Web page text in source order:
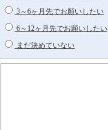
3～6ヶ月先でお願いしたい
6～12ヶ月先でお願いしたい
まだ決めていない